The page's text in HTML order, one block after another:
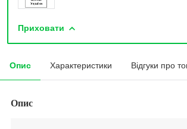
Приховати
Опис Характеристики Відгуки про
Опис